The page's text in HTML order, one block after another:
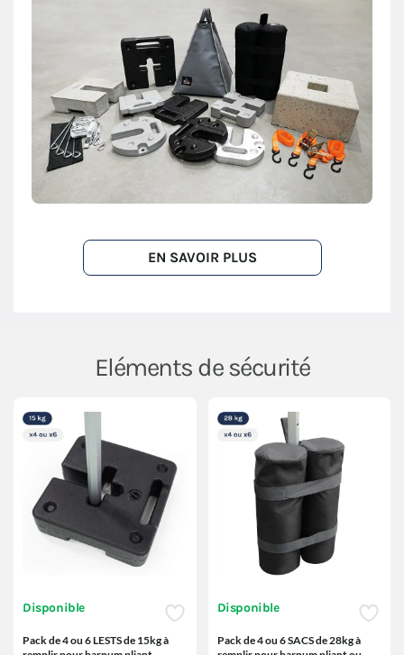
EN SAVOIR PLUS
Eléments de sécurité
Disponible
Pack de 4 ou 6 LESTS de 15kg à
Disponible
Pack de 4 ou 6 SACS de 28kg à